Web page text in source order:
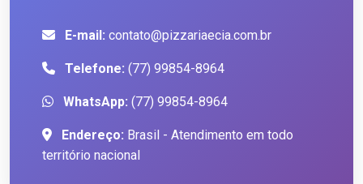
E-mail: contato@pizzariaecia.com.br
Telefone: (77) 99854-8964
WhatsApp: (77) 99854-8964
Endereço: Brasil - Atendimento em todo
território nacional